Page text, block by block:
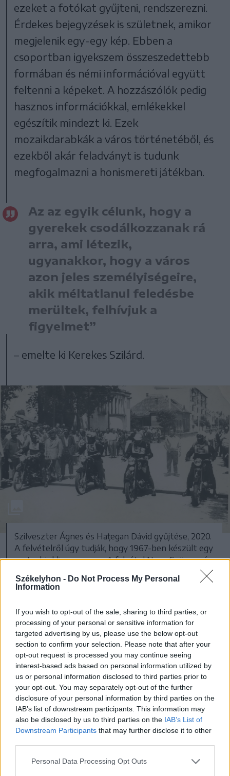
Székelyhon - Do Not Process My Personal
Information
If you wish to opt-out of the sale, sharing to third parties, or
processing of your personal or sensitive information for
targeted advertising by us, please use the below opt-out
section to confirm your selection. Please note that after your
opt-out request is processed you may continue seeing
interest-based ads based on personal information utilized by
us or personal information disclosed to third parties prior to
your opt-out. You may separately opt-out of the further
disclosure of your personal information by third parties on the
IAB’s list of downstream participants. This information may
also be disclosed by us to third parties on the IAB’s List of
Downstream Participants that may further disclose it to other
Personal Data Processing Opt Outs
ezeket a fotókat gyűjteni, rendszerezni.
Érdekes bejegyzések is születnek, amikor
megjelenik egy-egy kép. Ebben a
csoportban igyekszem összeszedettebb
formában és némi információval együtt
feltenni a képeket. A hozzászólók pedig
hasznos információkkal, emlékekkel
egészítik mindezt ki. Ezek
mozaikdarabkák a város történetéből, és
ezekből akár feladványt is tudunk
megfogalmazni a honismereti játékban.
Az az egyik célunk, hogy a
gyerekek csodálkozzanak rá
arra, ami létezik,
ugyanakkor, hogy a város
azon jeles személyiségeire,
akik méltatlanul feledésbe
merültek, felhívjuk a
figyelmet”
– emelte ki Kerekes Szilárd.
Szilveszter Ágnes és Hațegan Dávid gyűjtése, 2020.
A felvételről úgy tudják, hogy 1967-ben készült egy
motorbicikli versenyen. A felvétel Nagy Gyöngyvér
FOTÓ: FORRÁS: IPICS-APACS, CSÍKSZEREDA
A helytörténeti vetélkedő Csíkszereda
Megyei Jogú Város Polgármesteri Hivatala
támogatásával valósul meg, a játékkal
kapcsolatos részletes tájékoztató és a
feladatlap ahttps://www.ipics-apacs-
csikszereda.ro/oldalon található.
Beküldési határidő 2022. november 4., 15
óra. A megoldásokat a Nagy Imre
Általános Iskola titkárságára, Kerekes